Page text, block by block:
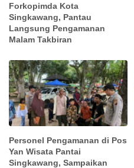
Forkopimda Kota
Singkawang, Pantau
Langsung Pengamanan
Malam Takbiran
Personel Pengamanan di Pos
Yan Wisata Pantai
Singkawang, Sampaikan